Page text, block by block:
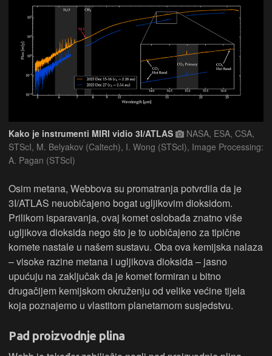
Kako je instrumenti MIRI vidio 3I/ATLAS
NASA, ESA, CSA,
STScI, M. Belyakov (Caltech), I. Wong (STScI), Image Processing:
A. Pagan (STScI)
Osim metana, Webbova su promatranja potvrdila da je
3I/ATLAS neuobičajeno bogat ugljikovim dioksidom.
Prilikom isparavanja, ovaj komet oslobađa znatno više
ugljikova dioksida nego što je to uobičajeno za tipične
komete nastale u našem sustavu. Oba ova kemijska nalaza
– visoke razine metana i ugljikova dioksida – jasno
upućuju na zaključak da je komet formiran u bitno
drugačijem kemijskom okruženju od velike većine tijela
koja poznajemo u vlastitom planetarnom susjedstvu.
Pad proizvodnje plina